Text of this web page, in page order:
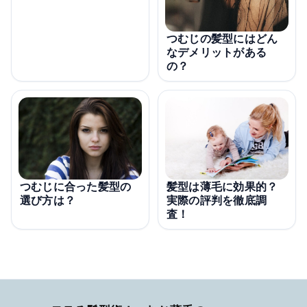
つむじの髪型にはどん
なデメリットがある
の？
つむじに合った髪型の
選び方は？
髪型は薄毛に効果的？
実際の評判を徹底調
査！